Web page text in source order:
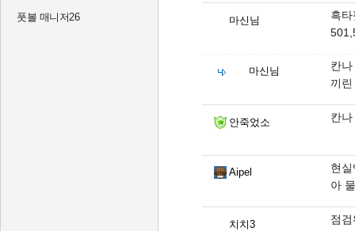
풋볼 매니저26
마신님
흑
마신님
칸
끼
안죽었소 칸
Aipel
현
아
치치3 점